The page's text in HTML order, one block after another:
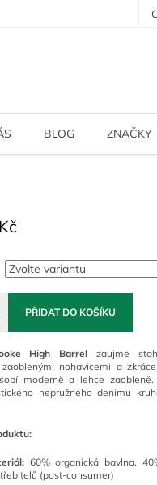
BLOG ZNAČKY
PŘIDAT DO KOŠÍKU
High Barrel zaujme
nohavicemi a
moderně a lehce
nepružného denimu
60% organická bavlna,
(post-consumer)